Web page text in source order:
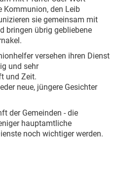
Kommunion, den Leib
sie gemeinsam mit
bringen übrig gebliebene
versehen ihren Dienst
und sehr
und Zeit.
neue, jüngere Gesichter
der Gemeinden - die
hauptamtliche
noch wichtiger werden.